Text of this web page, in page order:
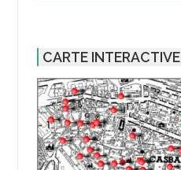
CARTE INTERACTIVE